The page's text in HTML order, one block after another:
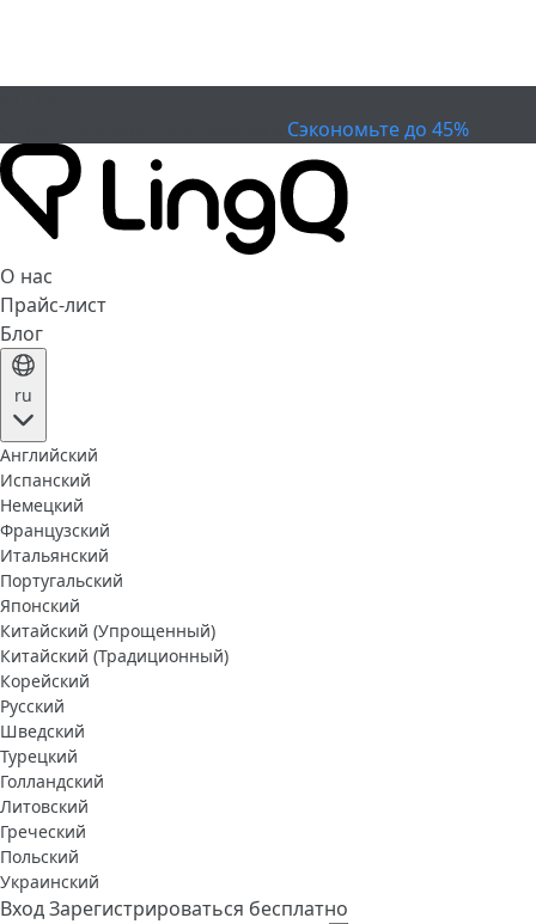
Сэкономьте до 45%
О нас
Прайс-лист
Блог
ru
Английский
Испанский
Немецкий
Французский
Итальянский
Португальский
Японский
Китайский (Упрощенный)
Китайский (Традиционный)
Корейский
Русский
Шведский
Турецкий
Голландский
Литовский
Греческий
Польский
Украинский
ВходЗарегистрироваться бесплатно